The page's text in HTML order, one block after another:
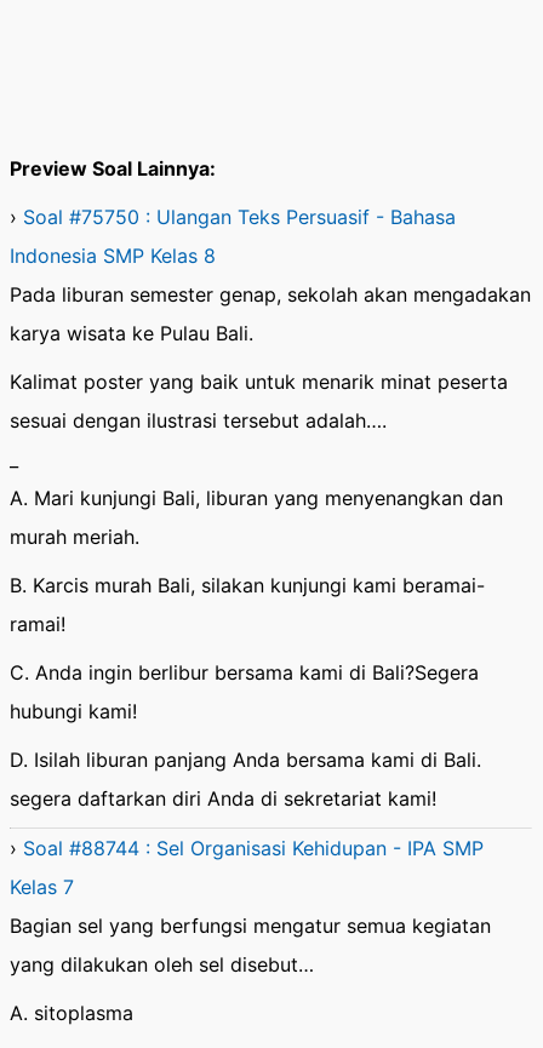
Preview Soal Lainnya:
› Soal #75750 : Ulangan Teks Persuasif - Bahasa
Indonesia SMP Kelas 8
Pada liburan semester genap, sekolah akan mengadakan
karya wisata ke Pulau Bali.
Kalimat poster yang baik untuk menarik minat peserta
sesuai dengan ilustrasi tersebut adalah….
A. Mari kunjungi Bali, liburan yang menyenangkan dan
murah meriah.
B. Karcis murah Bali, silakan kunjungi kami beramai-
ramai!
C. Anda ingin berlibur bersama kami di Bali?Segera
hubungi kami!
D. Isilah liburan panjang Anda bersama kami di Bali.
segera daftarkan diri Anda di sekretariat kami!
› Soal #88744 : Sel Organisasi Kehidupan - IPA SMP
Kelas 7
Bagian sel yang berfungsi mengatur semua kegiatan
yang dilakukan oleh sel disebut…
A. sitoplasma